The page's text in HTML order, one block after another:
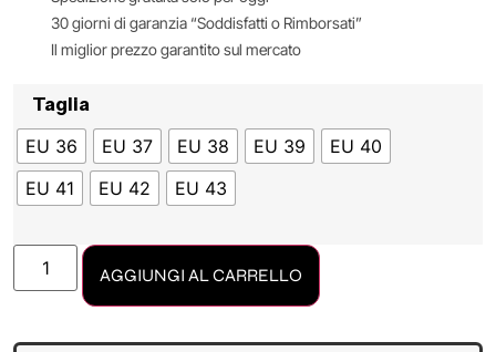
30 giorni di garanzia “Soddisfatti o Rimborsati”
Il miglior prezzo garantito sul mercato
Taglia
EU 36
EU 37 EU 38 EU 39
EU 40
EU 41
EU 42 EU 43
AGGIUNGI AL CARRELLO